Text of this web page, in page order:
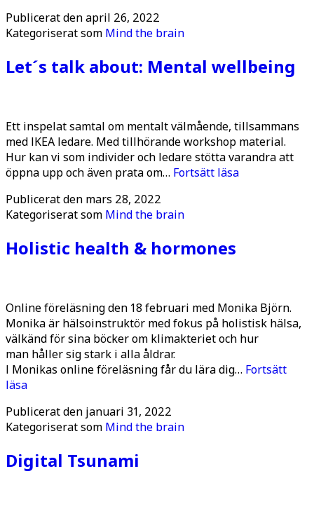
wellbeing
Publicerat denapril 26, 2022
Kategoriserat som Mind the brain
Let´s talk about: Mental wellbeing
Ett inspelat samtal om mentalt välmående, tillsammans
med IKEA ledare. Med tillhörande workshop material.
Hur kan vi som individer och ledare stötta varandra att
öppna upp och även prata om… Fortsätt läsaLet
Publicerat den mars 28, 2022
Kategoriserat som Mind the brain
Holistic health & hormones
Online föreläsning den 18 februari med Monika Björn.
Monika är hälsoinstruktör med fokus på holistisk hälsa,
välkänd för sina böcker om klimakteriet och hur
man håller sig stark i alla åldrar.
I Monikas online föreläsning får du lära dig… Fortsätt
läsaHolistic
&
hormones
Publicerat den januari 31, 2022
Kategoriserat som Mind the brain
Digital Tsunami